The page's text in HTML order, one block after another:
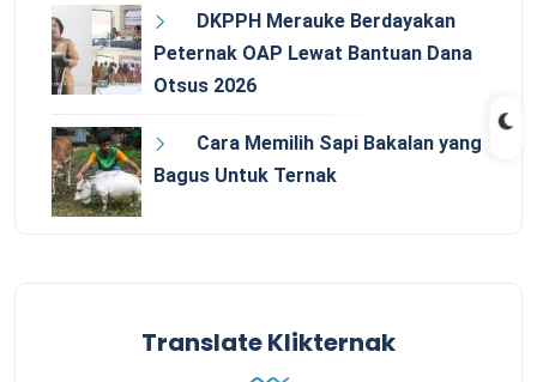
DKPPH Merauke Berdayakan
Peternak OAP Lewat Bantuan Dana
Otsus 2026
Cara Memilih Sapi Bakalan yang
Bagus Untuk Ternak
Translate Klikternak